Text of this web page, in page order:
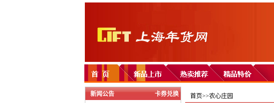
新闻公告
卡券兑换
首页>>农心庄园